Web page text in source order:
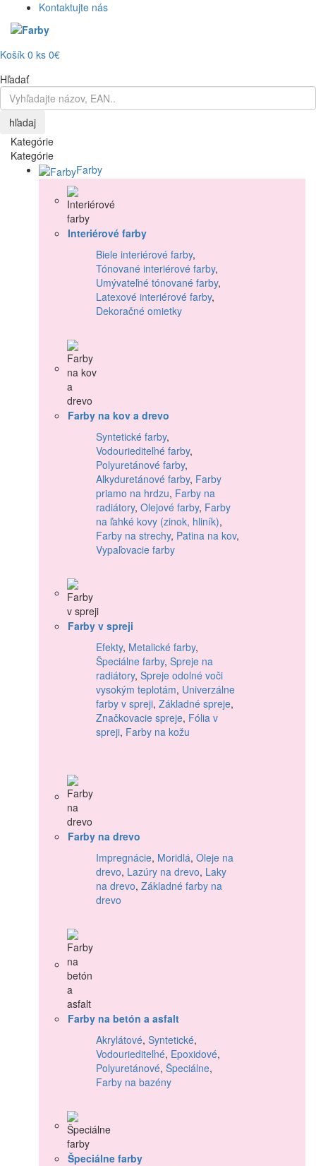
Kontaktujte nás
Košík 0 ks 0€
Hľadať
hľadaj
Kategórie
Kategórie
Farby
Interiérové farby
Biele interiérové farby,
Tónované interiérové farby,
Umývateľné tónované farby,
Latexové interiérové farby,
Dekoračné omietky
Farby na kov a drevo
Syntetické farby,
Vodouriediteľné farby,
Polyuretánové farby,
Alkyduretánové farby, Farby
priamo na hrdzu, Farby na
radiátory, Olejové farby, Farby
na ľahké kovy (zinok, hliník),
Farby na strechy, Patina na kov,
Vypaľovacie farby
Farby v spreji
Efekty, Metalické farby,
Špeciálne farby, Spreje na
radiátory, Spreje odolné voči
vysokým teplotám, Univerzálne
farby v spreji, Základné spreje,
Značkovacie spreje, Fólia v
spreji, Farby na kožu
Farby na drevo
Impregnácie, Moridlá, Oleje na
drevo, Lazúry na drevo, Laky
na drevo, Základné farby na
drevo
Farby na betón a asfalt
Akrylátové, Syntetické,
Vodouriediteľné, Epoxidové,
Polyuretánové, Špeciálne,
Farby na bazény
Špeciálne farby